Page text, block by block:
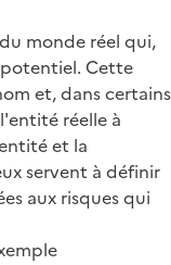
monde réel qui,
potentiel. Cette
et, dans certains
réelle à
et la
servent à définir
aux risques qui